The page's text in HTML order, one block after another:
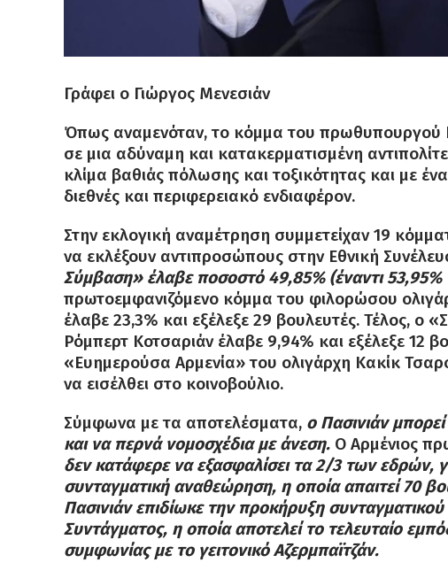
Γράφει ο Γιώργος Μενεσιάν
Όπως αναμενόταν, το κόμμα του πρωθυπουργού
σε μια αδύναμη και κατακερματισμένη
κλίμα βαθιάς πόλωσης και τοξικότητας και με
διεθνές και περιφερειακό ενδιαφέρον.
Στην εκλογική αναμέτρηση συμμετείχαν 19
να εκλέξουν αντιπροσώπους στην Εθνική
Σύμβαση» έλαβε ποσοστό 49,85% (έναντι 53,95%
πρωτοεμφανιζόμενο κόμμα του φιλορώσου
έλαβε 23,3% και εξέλεξε 29 βουλευτές. Τέλος,
Ρόμπερτ Κοτσαριάν έλαβε 9,94% και εξέλεξε 12
«Ευημερούσα Αρμενία» του ολιγάρχη Κακίκ
να εισέλθει στο κοινοβούλιο.
Σύμφωνα με τα αποτελέσματα, ο Πασινιάν
και να περνά νομοσχέδια με άνεση. Ο Αρμένιος
δεν κατάφερε να εξασφαλίσει τα 2/3 των εδρών,
συνταγματική αναθεώρηση, η οποία απαιτεί 70
Πασινιάν επιδίωκε την προκήρυξη
Συντάγματος, η οποία αποτελεί το τελευταίο
συμφωνίας με το γειτονικό Αζερμπαϊτζάν.